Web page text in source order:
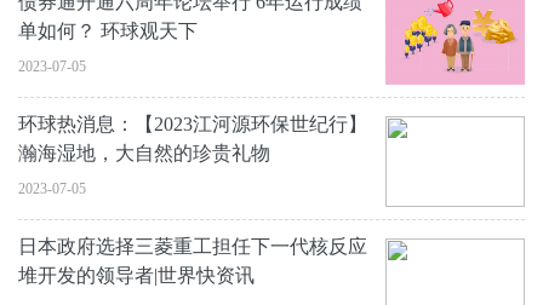
单如何？ 环球观天下
2023-07-05
环球热消息：【2023江河源环保世纪行】
瀚海湿地，大自然的珍贵礼物
2023-07-05
日本政府选择三菱重工担任下一代核反应
堆开发的领导者|世界快资讯